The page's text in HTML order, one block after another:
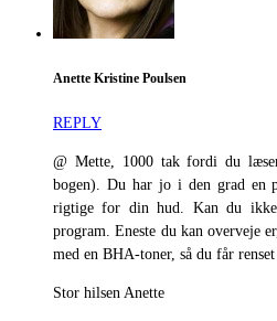
Anette Kristine Poulsen
REPLY
@ Mette, 1000 tak fordi du
bogen). Du har jo i den grad
rigtige for din hud. Kan du
program. Eneste du kan overveje
med en BHA-toner, så du får renset
Stor hilsen Anette